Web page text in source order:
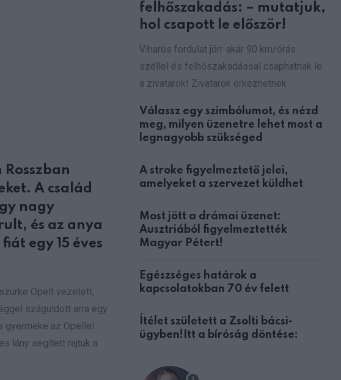
Rosszban
A család
nagy
és az anya
egy 15 éves
Opelt vezetett,
száguldott arra egy
gyermeke az Opellel
lány segített rajtuk a
felhőszakadás: – mutatjuk,
hol csapott le először!
Viharos fordulat jön: akár 90 km/órás
széllel és felhőszakadással csaphatnak le
a zivatarok! Zivatarok érkezhetnek
Válassz egy szimbólumot, és nézd
meg, milyen üzenetre lehet most a
legnagyobb szükséged
A stroke figyelmeztető jelei,
amelyeket a szervezet küldhet
Most jött a drámai üzenet:
Ausztriából figyelmeztették
Magyar Pétert!
Egészséges határok a
kapcsolatokban 70 év felett
Ítélet született a Zsolti bácsi-
ügyben!Itt a bíróság döntése: